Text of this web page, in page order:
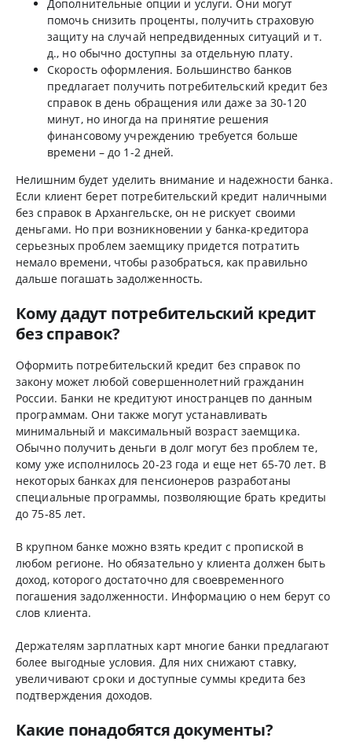
Дополнительные опции и услуги. Они могут
помочь снизить проценты, получить страховую
защиту на случай непредвиденных ситуаций и т.
д., но обычно доступны за отдельную плату.
Скорость оформления. Большинство банков
предлагает получить потребительский кредит без
справок в день обращения или даже за 30-120
минут, но иногда на принятие решения
финансовому учреждению требуется больше
времени – до 1-2 дней.
Нелишним будет уделить внимание и надежности банка.
Если клиент берет потребительский кредит наличными
без справок в Архангельске, он не рискует своими
деньгами. Но при возникновении у банка-кредитора
серьезных проблем заемщику придется потратить
немало времени, чтобы разобраться, как правильно
дальше погашать задолженность.
Кому дадут потребительский кредит
без справок?
Оформить потребительский кредит без справок по
закону может любой совершеннолетний гражданин
России. Банки не кредитуют иностранцев по данным
программам. Они также могут устанавливать
минимальный и максимальный возраст заемщика.
Обычно получить деньги в долг могут без проблем те,
кому уже исполнилось 20-23 года и еще нет 65-70 лет. В
некоторых банках для пенсионеров разработаны
специальные программы, позволяющие брать кредиты
до 75-85 лет.
В крупном банке можно взять кредит с пропиской в
любом регионе. Но обязательно у клиента должен быть
доход, которого достаточно для своевременного
погашения задолженности. Информацию о нем берут со
слов клиента.
Держателям зарплатных карт многие банки предлагают
более выгодные условия. Для них снижают ставку,
увеличивают сроки и доступные суммы кредита без
подтверждения доходов.
Какие понадобятся документы?